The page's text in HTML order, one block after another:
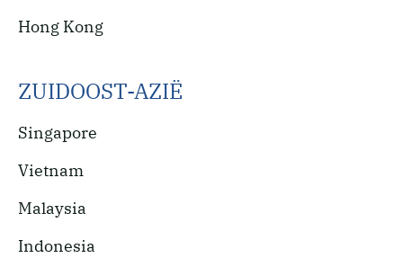
Hong Kong
ZUIDOOST-AZIË
Singapore
Vietnam
Malaysia
Indonesia